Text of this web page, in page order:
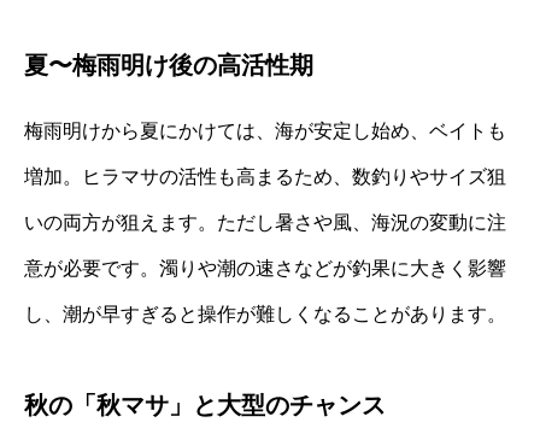
夏〜梅雨明け後の高活性期
梅雨明けから夏にかけては、海が安定し始め、ベイトも
増加。ヒラマサの活性も高まるため、数釣りやサイズ狙
いの両方が狙えます。ただし暑さや風、海況の変動に注
意が必要です。濁りや潮の速さなどが釣果に大きく影響
し、潮が早すぎると操作が難しくなることがあります。
秋の「秋マサ」と大型のチャンス